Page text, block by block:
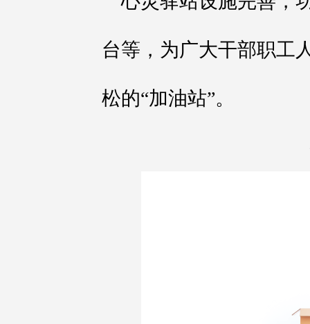
台等，为广大干部职工
松的“加油站”。